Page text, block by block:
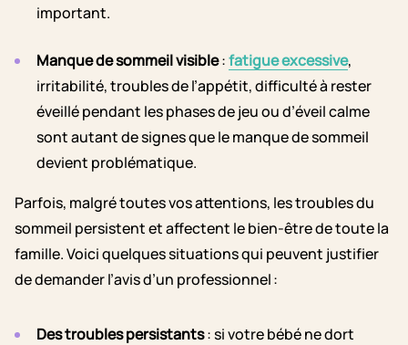
important.
Manque de sommeil visible:fatigue excessive,
irritabilité, troubles de l’appétit, difficulté à rester
éveillé pendant les phases de jeu ou d’éveil calme
sont autant de signes que le manque de sommeil
devient problématique.
Parfois, malgré toutes vos attentions, les troubles du
sommeil persistent et affectent le bien-être de toute la
famille. Voici quelques situations qui peuvent justifier
de demander l’avis d’un professionnel :
Des troubles persistants: si votre bébé ne dort